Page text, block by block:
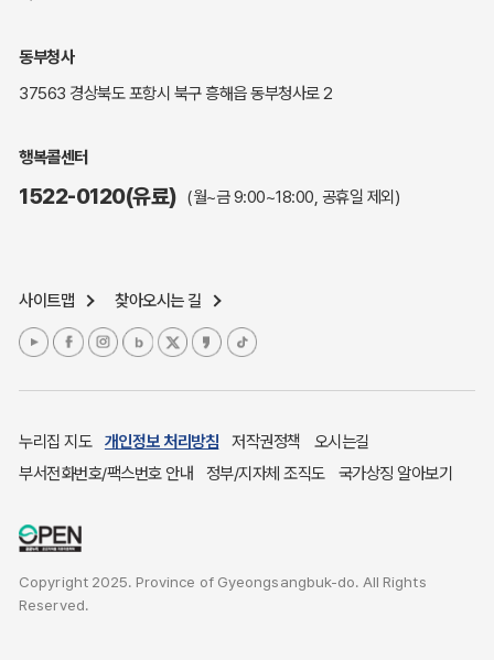
세입세출예산서
업무추진비 공개
주민참여예산제도
여성복지
장애인 복지시책
귀농귀촌종합지원센터
부동산중개보수 안내
동부청사
37563 경상북도 포항시 북구 흥해읍 동부청사로 2
행복콜센터
1522-0120(유료) (월~금 9:00~18:00, 공휴일 제외)
사이트맵 찾아오시는 길
누리집 지도 개인정보 처리방침 저작권정책
오시는길
부서전화번호/팩스번호 안내
정부/지자체 조직도 국가상징 알아보기
Copyright 2025. Province of Gyeongsangbuk-do. All Rights
Reserved.